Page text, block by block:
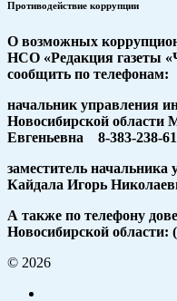
Противодействие коррупции
О возможных
НСО «Редакция газеты
сообщить по телефонам:
начальник управления
Новосибирской области
Евгеньевна 8-383-238-
заместитель
Кайдала Игорь
А также по телефону
Новосибирской области:
© 2026